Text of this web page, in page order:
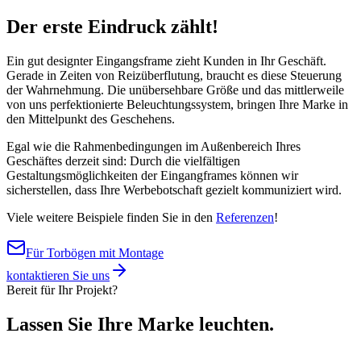
Der erste Eindruck zählt!
Ein gut designter Eingangsframe zieht Kunden in Ihr Geschäft.
Gerade in Zeiten von Reizüberflutung, braucht es diese Steuerung
der Wahrnehmung. Die unübersehbare Größe und das mittlerweile
von uns perfektionierte Beleuchtungssystem, bringen Ihre Marke in
den Mittelpunkt des Geschehens.
Egal wie die Rahmenbedingungen im Außenbereich Ihres
Geschäftes derzeit sind: Durch die vielfältigen
Gestaltungsmöglichkeiten der Eingangframes können wir
sicherstellen, dass Ihre Werbebotschaft gezielt kommuniziert wird.
Viele weitere Beispiele finden Sie in den Referenzen!
Für Torbögen mit Montage
kontaktieren Sie uns
Bereit für Ihr Projekt?
Lassen Sie Ihre Marke leuchten.